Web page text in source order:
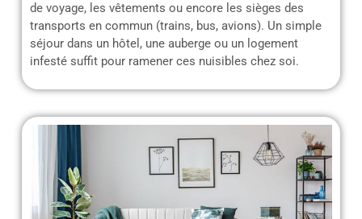
de voyage, les vêtements ou encore les sièges des
transports en commun (trains, bus, avions). Un simple
séjour dans un hôtel, une auberge ou un logement
infesté suffit pour ramener ces nuisibles chez soi.